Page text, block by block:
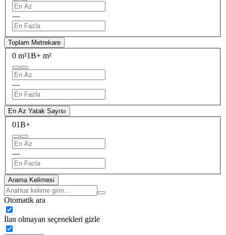
—
Toplam Metrekare
0 m²1B+ m²
—
En Az Yatak Sayısı
01B+
—
Arama Kelimesi
Otomatik ara
İlan olmayan seçenekleri gizle